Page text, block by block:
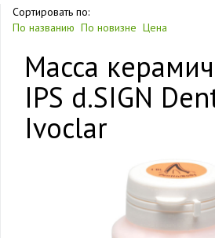
Сортировать по:
По названию По новизне Цена
Масса
IPS d.SIGN
Ivoclar